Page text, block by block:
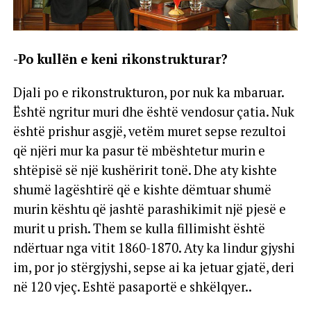
-Po kullën e keni rikonstrukturar?
Djali po e rikonstrukturon, por nuk ka mbaruar.
Është ngritur muri dhe është vendosur çatia. Nuk
është prishur asgjë, vetëm muret sepse rezultoi
që njëri mur ka pasur të mbështetur murin e
shtëpisë së një kushëririt tonë. Dhe aty kishte
shumë lagështirë që e kishte dëmtuar shumë
murin kështu që jashtë parashikimit një pjesë e
murit u prish. Them se kulla fillimisht është
ndërtuar nga vitit 1860-1870. Aty ka lindur gjyshi
im, por jo stërgjyshi, sepse ai ka jetuar gjatë, deri
në 120 vjeç. Eshtë pasaportë e shkëlqyer..